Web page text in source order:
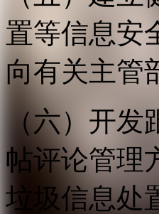
置等信息安
向有关主管
（六）开
帖评论管理
垃圾信息处